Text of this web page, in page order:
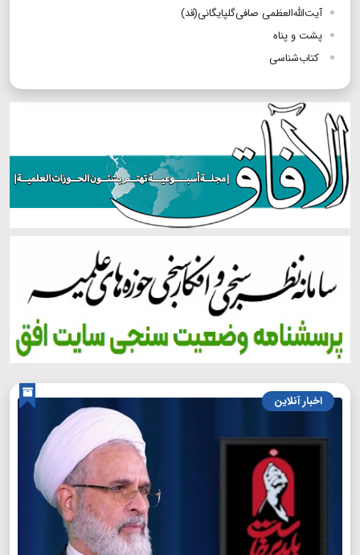
آیت‌الله‌العظمی صافی‌گلپایگانی(قد)
پشت و پناه
کتاب‌شناسی
اخبار آنلاین